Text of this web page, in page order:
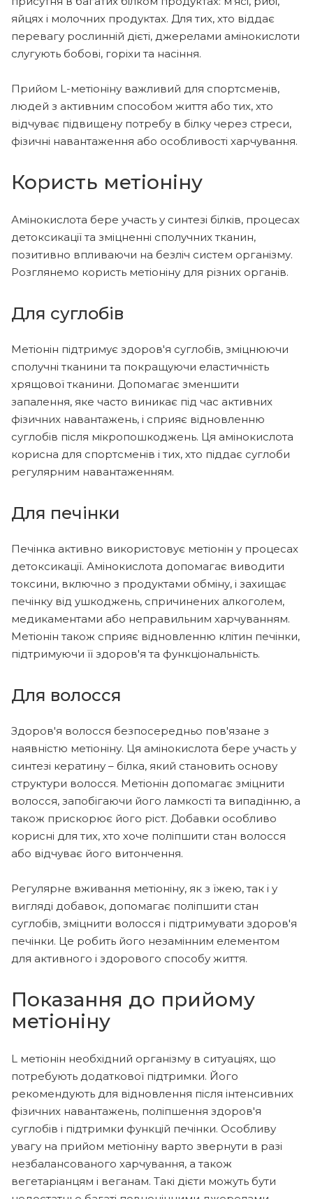
яйцях і молочних продуктах. Для тих, хто віддає
перевагу рослинній дієті, джерелами амінокислоти
слугують бобові, горіхи та насіння.
Прийом L-метіоніну важливий для спортсменів,
людей з активним способом життя або тих, хто
відчуває підвищену потребу в білку через стреси,
фізичні навантаження або особливості харчування.
Користь метіоніну
Амінокислота бере участь у синтезі білків, процесах
детоксикації та зміцненні сполучних тканин,
позитивно впливаючи на безліч систем організму.
Розглянемо користь метіоніну для різних органів.
Для суглобів
Метіонін підтримує здоров'я суглобів, зміцнюючи
сполучні тканини та покращуючи еластичність
хрящової тканини. Допомагає зменшити
запалення, яке часто виникає під час активних
фізичних навантажень, і сприяє відновленню
суглобів після мікропошкоджень. Ця амінокислота
корисна для спортсменів і тих, хто піддає суглоби
регулярним навантаженням.
Для печінки
Печінка активно використовує метіонін у процесах
детоксикації. Амінокислота допомагає виводити
токсини, включно з продуктами обміну, і захищає
печінку від ушкоджень, спричинених алкоголем,
медикаментами або неправильним харчуванням.
Метіонін також сприяє відновленню клітин печінки,
підтримуючи її здоров'я та функціональність.
Для волосся
Здоров'я волосся безпосередньо пов'язане з
наявністю метіоніну. Ця амінокислота бере участь у
синтезі кератину – білка, який становить основу
структури волосся. Метіонін допомагає зміцнити
волосся, запобігаючи його ламкості та випадінню, а
також прискорює його ріст. Добавки особливо
корисні для тих, хто хоче поліпшити стан волосся
або відчуває його витончення.
Регулярне вживання метіоніну, як з їжею, так і у
вигляді добавок, допомагає поліпшити стан
суглобів, зміцнити волосся і підтримувати здоров'я
печінки. Це робить його незамінним елементом
для активного і здорового способу життя.
Показання до прийому
метіоніну
L метіонін необхідний організму в ситуаціях, що
потребують додаткової підтримки. Його
рекомендують для відновлення після інтенсивних
фізичних навантажень, поліпшення здоров'я
суглобів і підтримки функцій печінки. Особливу
увагу на прийом метіоніну варто звернути в разі
незбалансованого харчування, а також
вегетаріанцям і веганам. Такі дієти можуть бути